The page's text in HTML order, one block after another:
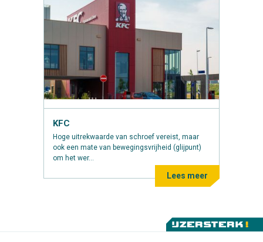
KFC
Hoge uitrekwaarde van schroef vereist, maar
ook een mate van bewegingsvrijheid (glijpunt)
om het wer...
Lees meer